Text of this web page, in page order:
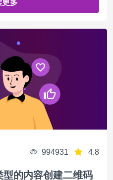
更多
994931 4.8
的内容创建二维码